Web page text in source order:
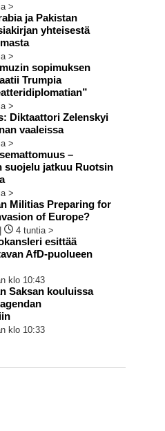
>
ja Pakistan
yhteisestä
>
sopimuksen
Trumpia
>
Diktaattori Zelenskyi
vaaleissa
>
–
suojelu jatkuu Ruotsin
>
Militias Preparing for
of Europe?
4 tuntia >
esittää
AfD-puolueen
klo 10:43
Saksan kouluissa
klo 10:33